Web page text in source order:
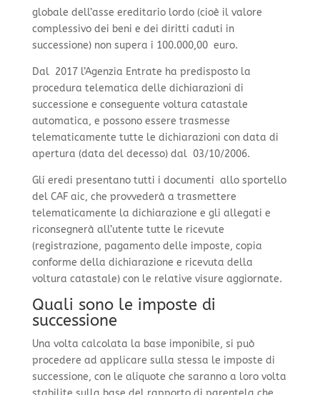
globale dell’asse ereditario lordo (cioè il valore
complessivo dei beni e dei diritti caduti in
successione) non supera i 100.000,00 euro.
Dal 2017 l’Agenzia Entrate ha predisposto la
procedura telematica delle dichiarazioni di
successione e conseguente voltura catastale
automatica, e possono essere trasmesse
telematicamente tutte le dichiarazioni con data di
apertura (data del decesso) dal 03/10/2006.
Gli eredi presentano tutti i documenti allo sportello
del CAF aic, che provvederà a trasmettere
telematicamente la dichiarazione e gli allegati e
riconsegnerà all’utente tutte le ricevute
(registrazione, pagamento delle imposte, copia
conforme della dichiarazione e ricevuta della
voltura catastale) con le relative visure aggiornate.
Quali sono le imposte di
successione
Una volta calcolata la base imponibile, si può
procedere ad applicare sulla stessa le imposte di
successione, con le aliquote che saranno a loro volta